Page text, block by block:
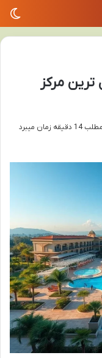
ترین مرکز
زمان میبرد